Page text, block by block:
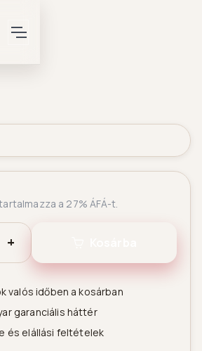
a 27% ÁFÁ-t.
+
valós időben a kosárban
garanciális háttér
és elállási feltételek